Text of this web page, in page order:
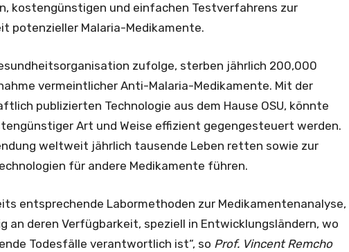
kostengünstigen und einfachen Testverfahrens zur
potenzieller Malaria-Medikamente.
zufolge, sterben jährlich 200,000
vermeintlicher Anti-Malaria-Medikamente. Mit der
publizierten Technologie aus dem Hause OSU, könnte
Art und Weise effizient gegengesteuert werden.
weltweit jährlich tausende Leben retten sowie zur
für andere Medikamente führen.
entsprechende Labormethoden zur Medikamentenanalyse,
an deren Verfügbarkeit, speziell in Entwicklungsländern, wo
Todesfälle verantwortlich ist“, so Prof. Vincent Remcho